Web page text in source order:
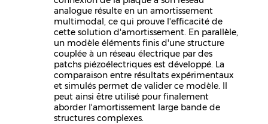
analogue résulte en un amortissement
multimodal, ce qui prouve l'efficacité de
cette solution d'amortissement. En parallèle,
un modèle éléments finis d'une structure
couplée à un réseau électrique par des
patchs piézoélectriques est développé. La
comparaison entre résultats expérimentaux
et simulés permet de valider ce modèle. Il
peut ainsi être utilisé pour finalement
aborder l'amortissement large bande de
structures complexes.